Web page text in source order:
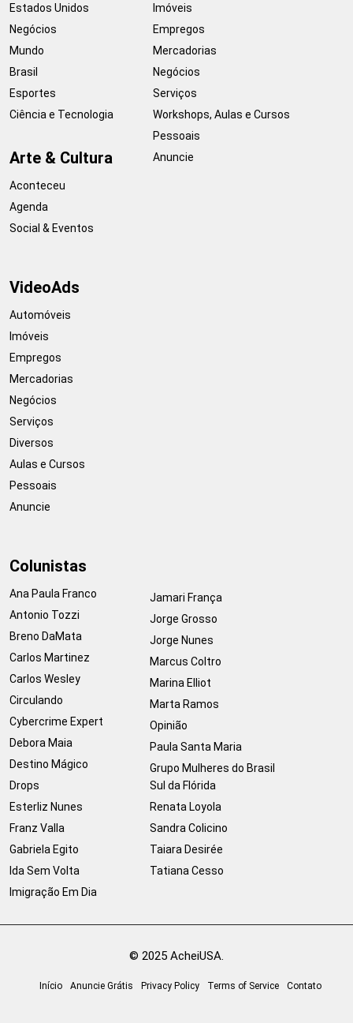
Estados Unidos
Negócios
Mundo
Brasil
Esportes
Ciência e Tecnologia
Arte & Cultura
Aconteceu
Agenda
Social & Eventos
Imóveis
Empregos
Mercadorias
Negócios
Serviços
Workshops, Aulas e Cursos
Pessoais
Anuncie
VideoAds
Automóveis
Imóveis
Empregos
Mercadorias
Negócios
Serviços
Diversos
Aulas e Cursos
Pessoais
Anuncie
Colunistas
Ana Paula Franco
Antonio Tozzi
Breno DaMata
Carlos Martinez
Carlos Wesley
Circulando
Cybercrime Expert
Debora Maia
Destino Mágico
Drops
Esterliz Nunes
Franz Valla
Gabriela Egito
Ida Sem Volta
Imigração Em Dia
Jamari França
Jorge Grosso
Jorge Nunes
Marcus Coltro
Marina Elliot
Marta Ramos
Opinião
Paula Santa Maria
Grupo Mulheres do Brasil
Sul da Flórida
Renata Loyola
Sandra Colicino
Taiara Desirée
Tatiana Cesso
© 2025 AcheiUSA.
Início Anuncie Grátis Privacy Policy Terms of Service Contato